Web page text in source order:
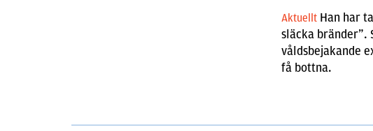
Aktuellt Han har
släcka bränder”.
våldsbejakande
få bottna.